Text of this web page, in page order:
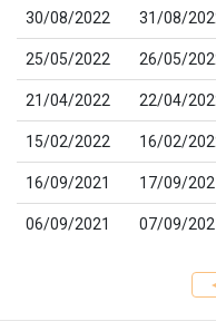
30/08/2022 31/08/
25/05/2022 26/05/
21/04/2022 22/04/
15/02/2022 16/02/
16/09/2021 17/09/
06/09/2021 07/09/